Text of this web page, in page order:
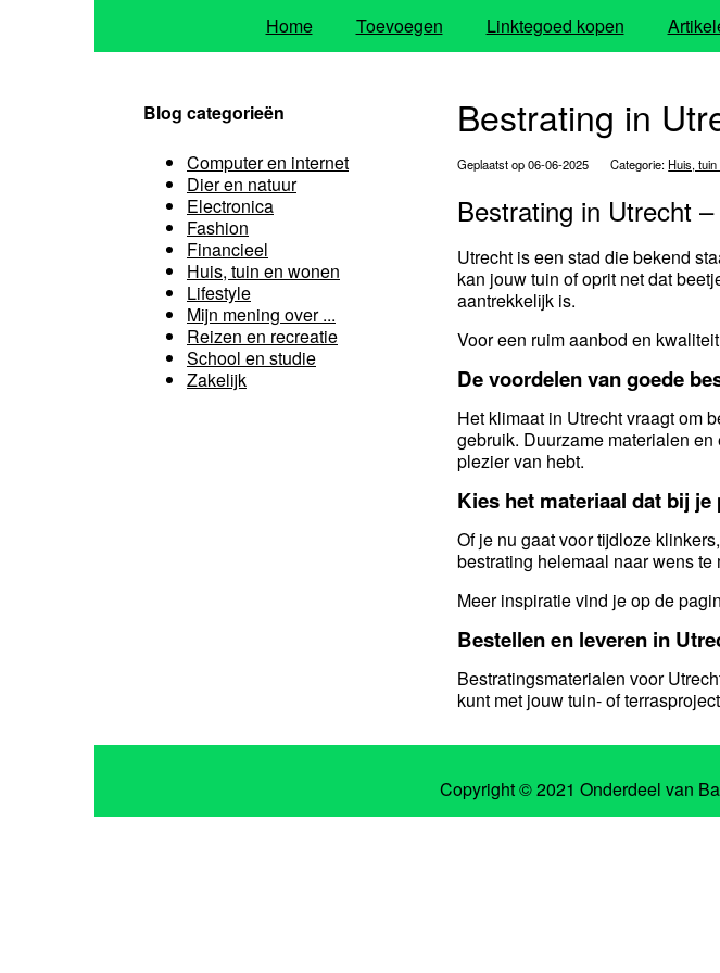
Home Toevoegen Linktegoed kopen
Bestrating in
Geplaatst op 06-06-2025 Categorie: Huis,
Bestrating in Utrecht
Utrecht is een stad die bekend
kan jouw tuin of oprit net dat
aantrekkelijk is.
Voor een ruim aanbod en
De voordelen van goede
Het klimaat in Utrecht vraagt om
gebruik. Duurzame materialen
plezier van hebt.
Kies het materiaal dat bij je
Of je nu gaat voor tijdloze
bestrating helemaal naar wens
Meer inspiratie vind je op de
Bestellen en leveren in
Bestratingsmaterialen voor
kunt met jouw tuin- of
Blog categorieën
Computer en internet
Dier en natuur
Electronica
Fashion
Financieel
Huis, tuin en wonen
Lifestyle
Mijn mening over ...
Reizen en recreatie
School en studie
Zakelijk
Copyright © 2021 Onderdeel van